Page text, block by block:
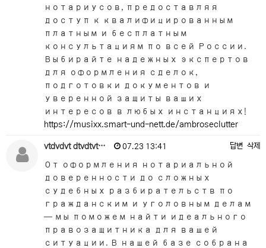
нотариусов, предоставляя
доступ к квалифицированным
платным и бесплатным
консультациям по всей России.
Выбирайте надежных экспертов
для оформления сделок,
подготовки документов и
уверенной защиты ваших
интересов в любых инстанциях!
https://musixx.smart-und-nett.de/ambroseclutter
vtdvdvt dtvdtvt… 07.23 13:41 답변 삭제
От оформления нотариальной
доверенности до сложных
судебных разбирательств по
гражданским и уголовным делам
— мы поможем найти идеального
правозащитника для вашей
ситуации. В нашей базе собрана